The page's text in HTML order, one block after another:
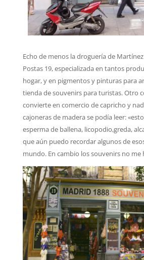
Echo de menos la droguería de
Postas 19, especializada en tantos
hogar, y en pigmentos y pinturas para
tienda de souvenirs para turistas. Otro
convierte en comercio de capricho y
cajoneras de madera se podía leer:
esperma de ballena, licopodio,greda,
que aún puedo recordar algunos de
mundo. En cambio los souvenirs no me